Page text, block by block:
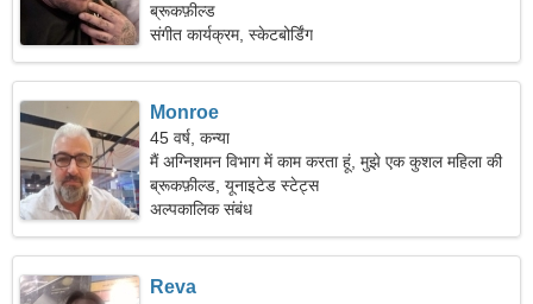
ब्रूकफ़ील्ड
संगीत कार्यक्रम, स्केटबोर्डिंग
Monroe
45 वर्ष, कन्या
मैं अग्निशमन विभाग में काम करता हूं, मुझे एक कुशल महिला की
जरूरत है।
ब्रूकफ़ील्ड, यूनाइटेड स्टेट्स
अल्पकालिक संबंध
Reva